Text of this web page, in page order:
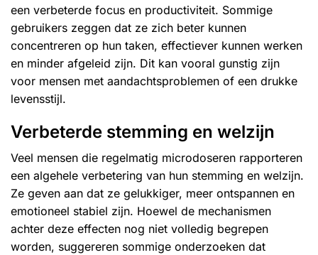
een verbeterde focus en productiviteit. Sommige
gebruikers zeggen dat ze zich beter kunnen
concentreren op hun taken, effectiever kunnen werken
en minder afgeleid zijn. Dit kan vooral gunstig zijn
voor mensen met aandachtsproblemen of een drukke
levensstijl.
Verbeterde stemming en welzijn
Veel mensen die regelmatig microdoseren rapporteren
een algehele verbetering van hun stemming en welzijn.
Ze geven aan dat ze gelukkiger, meer ontspannen en
emotioneel stabiel zijn. Hoewel de mechanismen
achter deze effecten nog niet volledig begrepen
worden, suggereren sommige onderzoeken dat